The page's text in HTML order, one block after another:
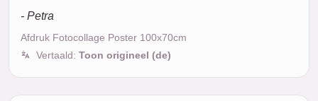
- Petra
Afdruk Fotocollage Poster 100x70cm
Vertaald: Toon origineel (de)